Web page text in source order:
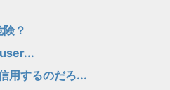
？
用するのだろ...